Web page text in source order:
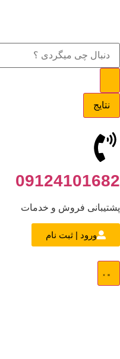
نتایج
09124101682
پشتیبانی فروش و خدمات
ورود | ثبت نام